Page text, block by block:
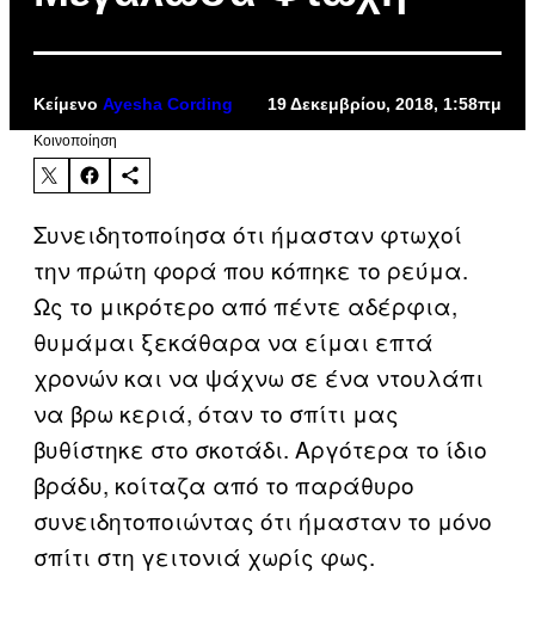
Κείμενο Ayesha Cording 19 Δεκεμβρίου, 2018, 1:58πμ
Kοινοποίηση
Συνειδητοποίησα ότι ήμασταν φτωχοί
την πρώτη φορά που κόπηκε το ρεύμα.
Ως το μικρότερο από πέντε αδέρφια,
θυμάμαι ξεκάθαρα να είμαι επτά
χρονών και να ψάχνω σε ένα ντουλάπι
να βρω κεριά, όταν το σπίτι μας
βυθίστηκε στο σκοτάδι. Αργότερα το ίδιο
βράδυ, κοίταζα από το παράθυρο
συνειδητοποιώντας ότι ήμασταν το μόνο
σπίτι στη γειτονιά χωρίς φως.